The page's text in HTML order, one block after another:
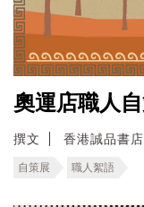
奧運店職人
撰文 香港誠品書店
自策展 職人絮語